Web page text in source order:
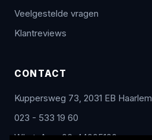
Veelgestelde vragen
Klantreviews
CONTACT
Kuppersweg 73, 2031 EB Haarlem
023 - 533 19 60
WhatsApp: 06-44005100